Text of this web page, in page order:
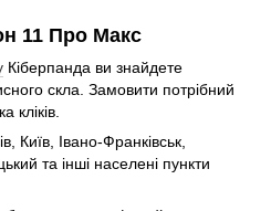
11 Про Макс
Кіберпанда ви знайдете
скла. Замовити потрібний
кліків.
Київ, Івано-Франківськ,
та інші населені пункти